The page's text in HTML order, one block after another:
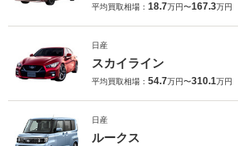
平均買取相場： 18.7万円〜167.3万円
日産
スカイライン
平均買取相場： 54.7万円〜310.1万円
日産
ルークス